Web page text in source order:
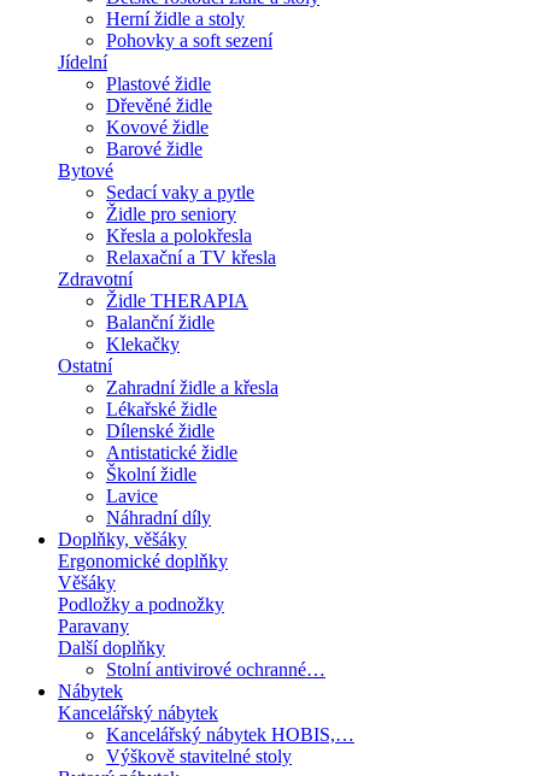
Herní židle a stoly
Pohovky a soft sezení
Jídelní
Plastové židle
Dřevěné židle
Kovové židle
Barové židle
Bytové
Sedací vaky a pytle
Židle pro seniory
Křesla a polokřesla
Relaxační a TV křesla
Zdravotní
Židle THERAPIA
Balanční židle
Klekačky
Ostatní
Zahradní židle a křesla
Lékařské židle
Dílenské židle
Antistatické židle
Školní židle
Lavice
Náhradní díly
Doplňky, věšáky
Ergonomické doplňky
Věšáky
Podložky a podnožky
Paravany
Další doplňky
Stolní antivirové ochranné…
Nábytek
Kancelářský nábytek
Kancelářský nábytek HOBIS,…
Výškově stavitelné stoly